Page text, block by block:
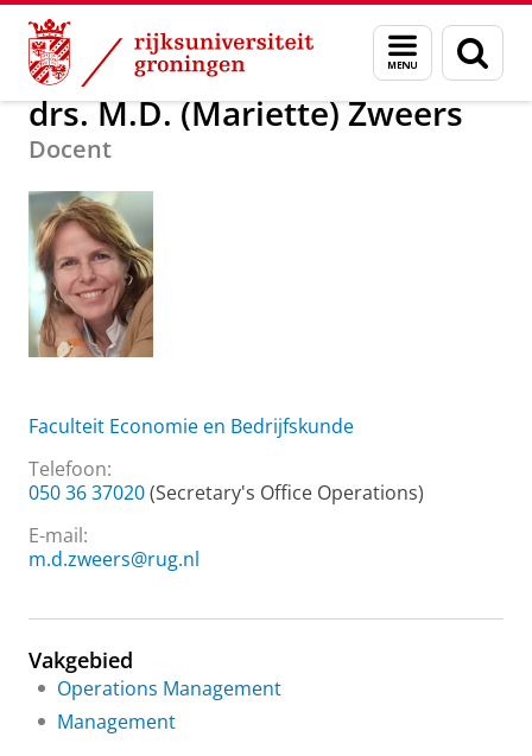
Skip
Content
Skip
Navigation
Menu
en
zoeken
Over ons drs. M.D. (Mariette) Zweers
drs. M.D. (Mariette) Zweers
Docent
Faculteit Economie en Bedrijfskunde
Telefoon:
050 36 37020(Secretary's Office Operations)
E-mail:
m.d.zweers@rug.nl
Vakgebied
Operations Management
Management